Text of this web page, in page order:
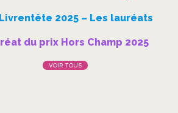
2025 – Les lauréats
du prix Hors Champ 2025
VOIR TOUS